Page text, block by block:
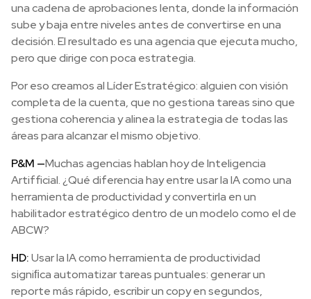
una cadena de aprobaciones lenta, donde la información
sube y baja entre niveles antes de convertirse en una
decisión. El resultado es una agencia que ejecuta mucho,
pero que dirige con poca estrategia.
Por eso creamos al Líder Estratégico: alguien con visión
completa de la cuenta, que no gestiona tareas sino que
gestiona coherencia y alinea la estrategia de todas las
áreas para alcanzar el mismo objetivo.
P&M —Muchas agencias hablan hoy de Inteligencia
Artifficial. ¿Qué diferencia hay entre usar la IA como una
herramienta de productividad y convertirla en un
habilitador estratégico dentro de un modelo como el de
ABCW?
HD:Usar la IA como herramienta de productividad
signiﬁca automatizar tareas puntuales: generar un
reporte más rápido, escribir un copy en segundos,